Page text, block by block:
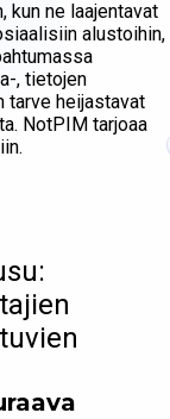
kun ne laajentavat
alustoihin,
, tietojen
tarve heijastavat
NotPIM tarjoaa